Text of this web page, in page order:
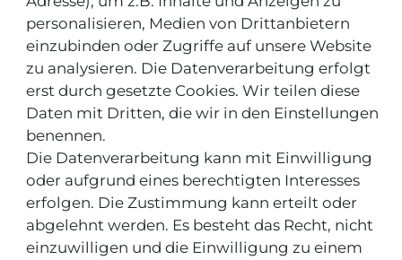
personalisieren, Medien von Drittanbietern
einzubinden oder Zugriffe auf unsere Website
zu analysieren. Die Datenverarbeitung erfolgt
erst durch gesetzte Cookies. Wir teilen diese
Daten mit Dritten, die wir in den Einstellungen
benennen.
Die Datenverarbeitung kann mit Einwilligung
oder aufgrund eines berechtigten Interesses
erfolgen. Die Zustimmung kann erteilt oder
abgelehnt werden. Es besteht das Recht, nicht
einzuwilligen und die Einwilligung zu einem
INFOS & TIPPS
Rücksendeservice/-Informationen
Informationen "MeinEinkauf.ch"